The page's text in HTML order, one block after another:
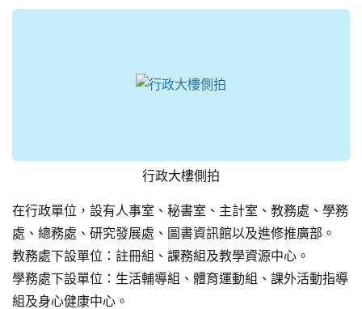
行政大樓側拍
在行政單位，設有人事室、秘書室、主計室、教務處、學務
處、總務處、研究發展處、圖書資訊館以及進修推廣部。
教務處下設單位：註冊組、課務組及教學資源中心。
學務處下設單位：生活輔導組、體育運動組、課外活動指導
組及身心健康中心。